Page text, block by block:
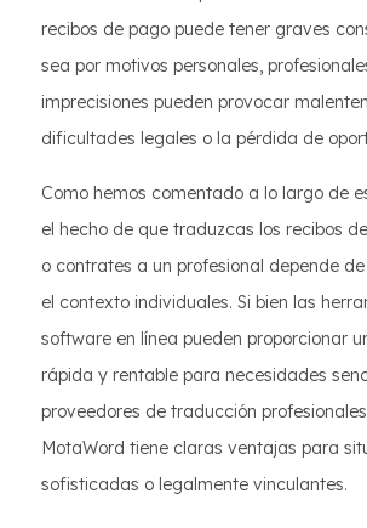
recibos de pago puede tener graves
sea por motivos personales,
imprecisiones pueden provocar
dificultades legales o la pérdida de
Como hemos comentado a lo largo de
el hecho de que traduzcas los recibos
o contrates a un profesional depende
el contexto individuales. Si bien las
software en línea pueden proporcionar
rápida y rentable para necesidades
proveedores de traducción
MotaWord tiene claras ventajas para
sofisticadas o legalmente vinculantes.